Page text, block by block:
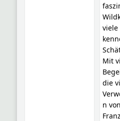
viele
Mit
die
n